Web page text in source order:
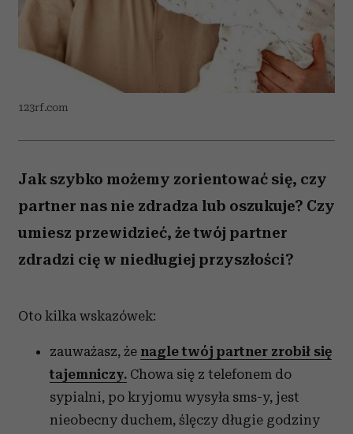
123rf.com
Jak szybko możemy zorientować się, czy
partner nas nie zdradza lub oszukuje? Czy
umiesz przewidzieć, że twój partner
zdradzi cię w niedługiej przyszłości?
Oto kilka wskazówek:
zauważasz, że nagle twój partner zrobił się
tajemniczy. Chowa się z telefonem do
sypialni, po kryjomu wysyła sms-y, jest
nieobecny duchem, ślęczy długie godziny